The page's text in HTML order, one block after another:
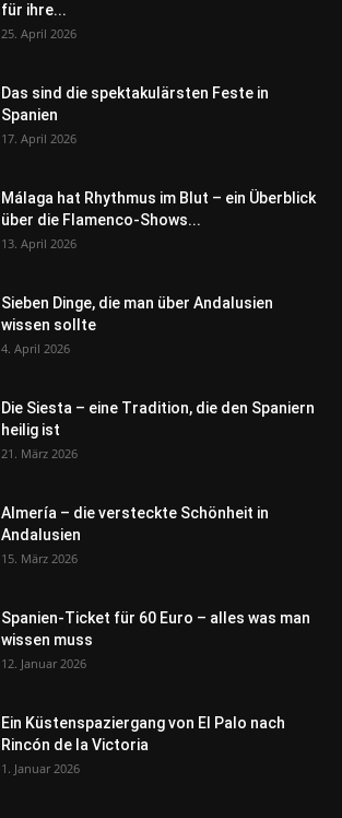
für ihre...
25. April 2026
Das sind die spektakulärsten Feste in
Spanien
17. April 2026
Málaga hat Rhythmus im Blut – ein Überblick
über die Flamenco-Shows...
13. April 2026
Sieben Dinge, die man über Andalusien
wissen sollte
4. April 2026
Die Siesta – eine Tradition, die den Spaniern
heilig ist
21. März 2026
Almería – die versteckte Schönheit in
Andalusien
15. März 2026
Spanien-Ticket für 60 Euro – alles was man
wissen muss
12. Januar 2026
Ein Küstenspaziergang von El Palo nach
Rincón de la Victoria
1. Januar 2026